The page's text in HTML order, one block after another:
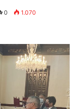
0 1.070